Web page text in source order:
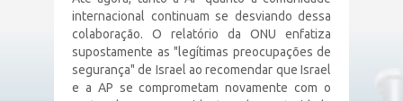
internacional continuam se desviando dessa
colaboração. O relatório da ONU enfatiza
supostamente as "legítimas preocupações de
segurança" de Israel ao recomendar que Israel
e a AP se comprometam novamente com o